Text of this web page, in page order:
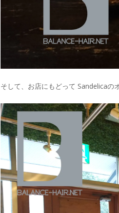
そして、お店にもどって Sandelica